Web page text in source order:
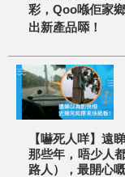
彩，Qoo喺佢家
出新產品𠻹！
【嚇死人咩】遠
那些年，唔少人
路人），最開心